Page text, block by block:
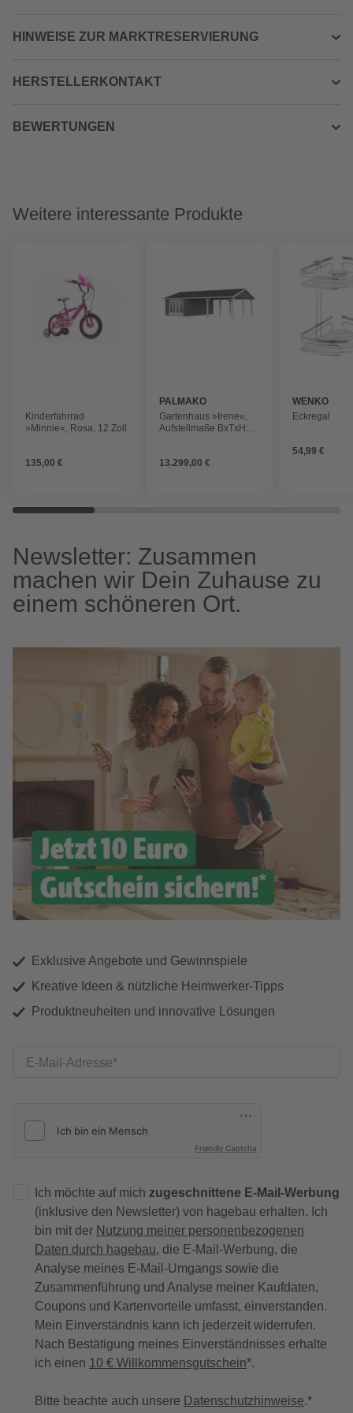
HINWEISE ZUR MARKTRESERVIERUNG
HERSTELLERKONTAKT
BEWERTUNGEN
Weitere interessante Produkte
Kinderfahrrad
»Minnie«, Rosa, 12 Zoll
135,00 €
PALMAKO
Gartenhaus »Irene«,
Aufstellmaße BxTxH:
13.299,00 €
WENKO
Eckregal
54,99 €
Newsletter: Zusammen
machen wir Dein Zuhause zu
einem schöneren Ort.
Exklusive Angebote und Gewinnspiele
Kreative Ideen & nützliche Heimwerker-Tipps
Produktneuheiten und innovative Lösungen
E-Mail-Adresse
Friendly Captcha
Ich möchte auf mich zugeschnittene E-Mail-Werbung
(inklusive den Newsletter) von hagebau erhalten. Ich
bin mit der Nutzung meiner personenbezogenen
Daten durch hagebau, die E-Mail-Werbung, die
Analyse meines E-Mail-Umgangs sowie die
Zusammenführung und Analyse meiner Kaufdaten,
Coupons und Kartenvorteile umfasst, einverstanden.
Mein Einverständnis kann ich jederzeit widerrufen.
Nach Bestätigung meines Einverständnisses erhalte
ich einen 10 € Willkommensgutschein*.
Bitte beachte auch unsere Datenschutzhinweise.